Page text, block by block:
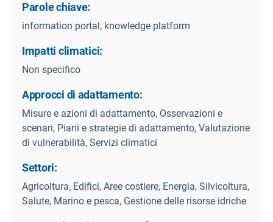
Parole chiave:
information portal, knowledge platform
Impatti climatici:
Non specifico
Approcci di adattamento:
Misure e azioni di adattamento, Osservazioni e
scenari, Piani e strategie di adattamento, Valutazione
di vulnerabilità, Servizi climatici
Settori:
Agricoltura, Edifici, Aree costiere, Energia, Silvicoltura,
Salute, Marino e pesca, Gestione delle risorse idriche